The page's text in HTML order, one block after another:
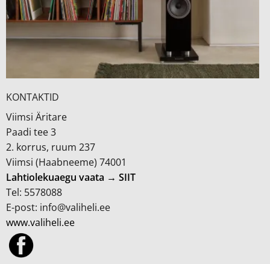
KONTAKTID
Viimsi Äritare
Paadi tee 3
2. korrus, ruum 237
Viimsi (Haabneeme) 74001
Lahtiolekuaegu vaata → SIIT
Tel: 5578088
E-post: info@valiheli.ee
www.valiheli.ee